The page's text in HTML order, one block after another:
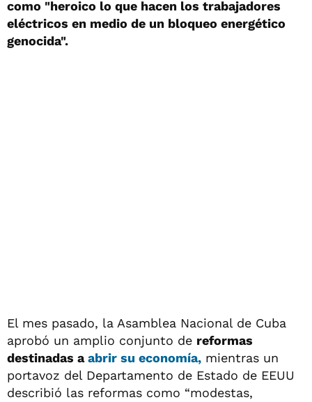
como "heroico lo que hacen los trabajadores
eléctricos en medio de un bloqueo energético
genocida".
El mes pasado, la Asamblea Nacional de Cuba
aprobó un amplio conjunto de reformas
destinadas aabrir su economía, mientras un
portavoz del Departamento de Estado de EEUU
describió las reformas como “modestas,